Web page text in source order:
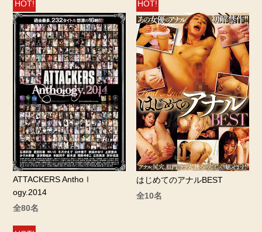
HOT!
ATTACKERS Anthoｌ
ogy.2014
全80名
HOT!
はじめてのアナルBEST
全10名